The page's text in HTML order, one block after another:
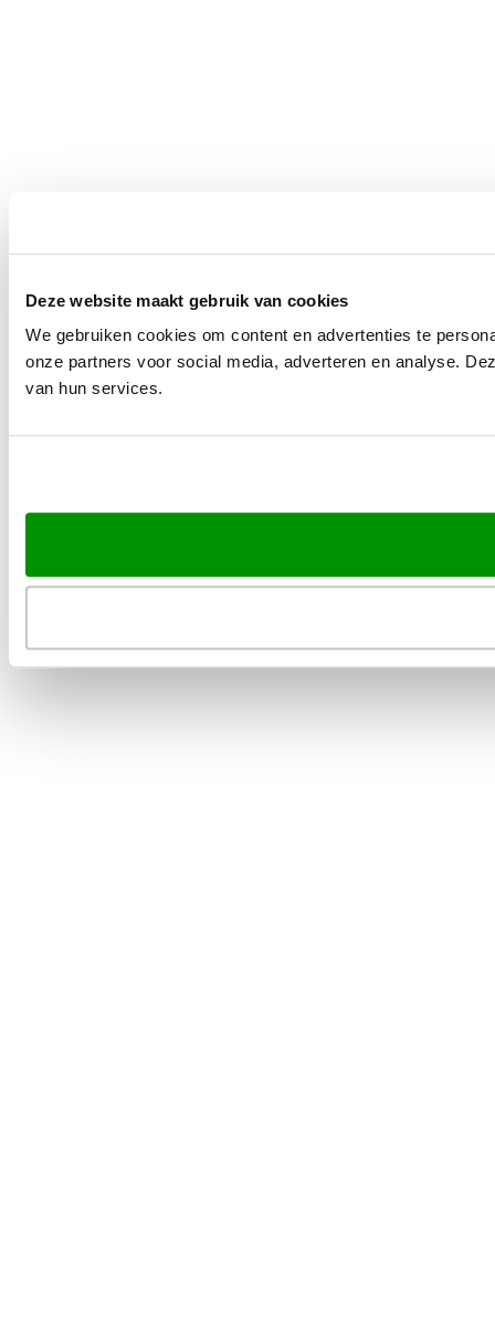
Deze website maakt gebruik van cookies
We gebruiken cookies om content en advertenties te
onze partners voor social media, adverteren en analyse.
van hun services.